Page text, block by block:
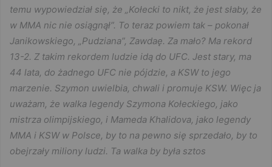
temu wypowiedział się, że „Kołecki to nikt, że jest słaby, że
w MMA nic nie osiągnął”. To teraz powiem tak – pokonał
Janikowskiego, „Pudziana”, Zawdaę. Za mało? Ma rekord
13-2. Z takim rekordem ludzie idą do UFC. Jest stary, ma
44 lata, do żadnego UFC nie pójdzie, a KSW to jego
marzenie. Szymon uwielbia, chwali i promuje KSW. Więc ja
uważam, że walka legendy Szymona Kołeckiego, jako
mistrza olimpijskiego, i Mameda Khalidova, jako legendy
MMA i KSW w Polsce, by to na pewno się sprzedało, by to
obejrzały miliony ludzi. Ta walka by była sztos